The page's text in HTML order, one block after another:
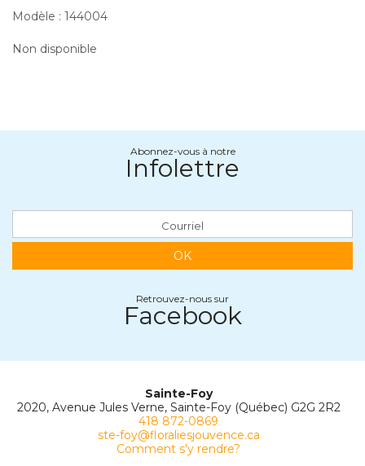
Modèle : 144004
Non disponible
Abonnez-vous à notre
Infolettre
OK
Retrouvez-nous sur
Facebook
Sainte-Foy
2020, Avenue Jules Verne, Sainte-Foy (Québec) G2G 2R2
418 872-0869
ste-foy@floraliesjouvence.ca
Comment s'y rendre?